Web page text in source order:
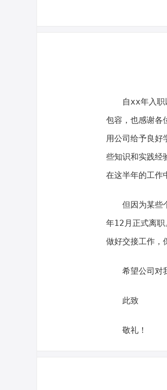
自xx年入职
包容，也感谢各
用公司给予良好
些知识和实践经
在这半年的工作
但因为某些
年12月正式离职
做好交接工作，
希望公司对
此致
敬礼！